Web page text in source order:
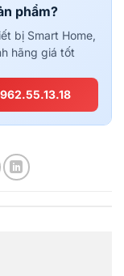
phẩm?
bị Smart Home,
hãng giá tốt